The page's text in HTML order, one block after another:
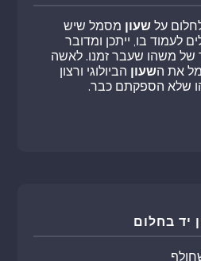
עלשעון מסמל שיש
לעמוד בו, ייתכן ומדובר
של משהו שעבר זמנו. לאשה
את השעון הביולוגי ורצון
שלא הספקתם כבר.
יד בחלום